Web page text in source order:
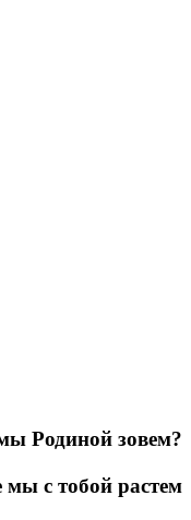
Родиной зовем?
мы с тобой растем